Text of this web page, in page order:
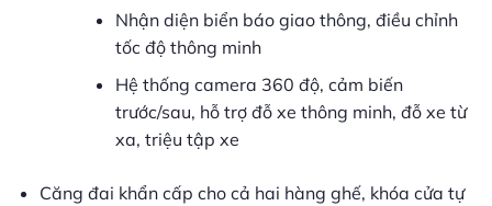
Nhận diện biển báo giao thông, điều chỉnh
tốc độ thông minh
Hệ thống camera 360 độ, cảm biến
trước/sau, hỗ trợ đỗ xe thông minh, đỗ xe từ
xa, triệu tập xe
Căng đai khẩn cấp cho cả hai hàng ghế, khóa cửa tự